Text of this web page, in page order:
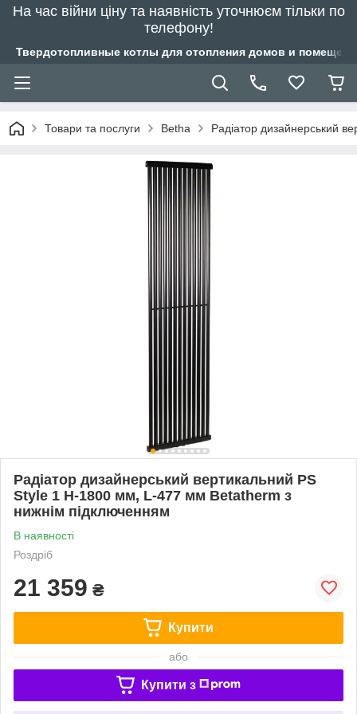
На час війни ціну та наявність уточнюєм тільки по
телефону!
Твердотопливные котлы для отопления домов и
Товари та послуги Betha Радіатор дизайнерський
Радіатор дизайнерський вертикальний PS
Style 1 H-1800 мм, L-477 мм Betatherm з
нижнім підключенням
В наявності
Роздріб
21 359 ₴
Купити
або
Купити з